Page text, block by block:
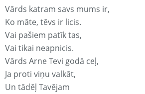
Vārds katram savs mums ir,
Ko māte, tēvs ir licis.
Vai pašiem patīk tas,
Vai tikai neapnicis.
Vārds Arne Tevi godā ceļ,
Ja proti viņu valkāt,
Un tādēļ Tavējam